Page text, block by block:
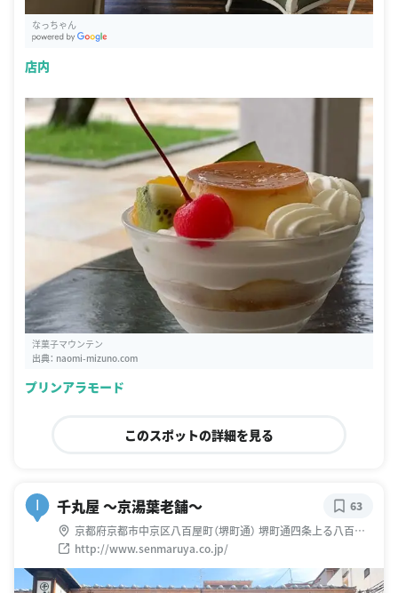
なっちゃん
店内
洋菓子マウンテン
出典： naomi-mizuno.com
プリンアラモード
このスポットの詳細を見る
I 千丸屋 〜京湯葉老舗〜
京都府京都市中京区八百屋町（堺町通） 堺町通四条上る八百屋
町541
http://www.senmaruya.co.jp/
63